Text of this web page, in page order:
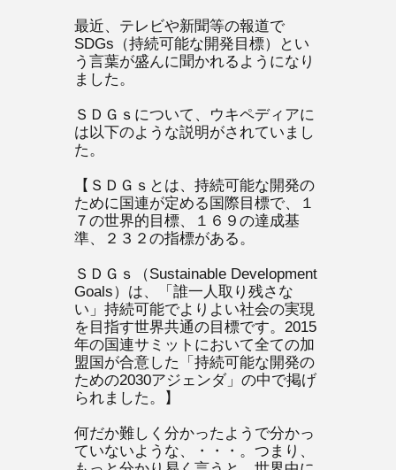
最近、テレビや新聞等の報道で
SDGs（持続可能な開発目標）とい
う言葉が盛んに聞かれるようになり
ました。
ＳＤＧｓについて、ウキペディアに
は以下のような説明がされていまし
た。
【ＳＤＧｓとは、持続可能な開発の
ために国連が定める国際目標で、１
７の世界的目標、１６９の達成基
準、２３２の指標がある。
ＳＤＧｓ（Sustainable Development
Goals）は、「誰一人取り残さな
い」持続可能でよりよい社会の実現
を目指す世界共通の目標です。2015
年の国連サミットにおいて全ての加
盟国が合意した「持続可能な開発の
ための2030アジェンダ」の中で掲げ
られました。】
何だか難しく分かったようで分かっ
ていないような、・・・。つまり、